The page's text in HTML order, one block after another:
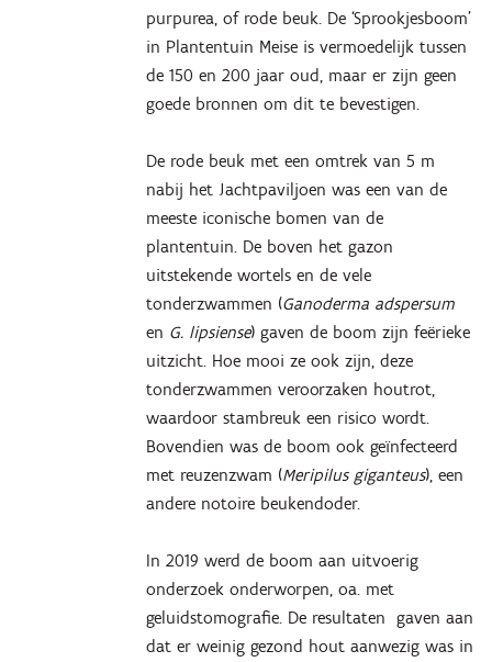
purpurea, of rode beuk. De ‘Sprookjesboom’
in Plantentuin Meise is vermoedelijk tussen
de 150 en 200 jaar oud, maar er zijn geen
goede bronnen om dit te bevestigen.
De rode beuk met een omtrek van 5 m
nabij het Jachtpaviljoen was een van de
meeste iconische bomen van de
plantentuin. De boven het gazon
uitstekende wortels en de vele
tonderzwammen (Ganoderma adspersum
en G. lipsiense) gaven de boom zijn feërieke
uitzicht. Hoe mooi ze ook zijn, deze
tonderzwammen veroorzaken houtrot,
waardoor stambreuk een risico wordt.
Bovendien was de boom ook geïnfecteerd
met reuzenzwam (Meripilus giganteus), een
andere notoire beukendoder.
In 2019 werd de boom aan uitvoerig
onderzoek onderworpen, oa. met
geluidstomografie. De resultaten gaven aan
dat er weinig gezond hout aanwezig was in